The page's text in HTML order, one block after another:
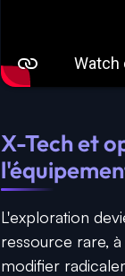
X-Tech et
L'exploration
ressource rare,
modifier